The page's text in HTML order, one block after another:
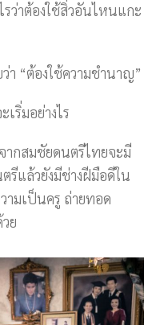
รว่าต้องใช้สิ่วอันไหนแกะ
า “ต้องใช้ความชำนาญ”
ริ่มอย่างไร
ากสมชัยดนตรีไทยจะมี
รีแล้วยังมีช่างฝีมือดีใน
ามเป็นครู ถ่ายทอด
ย